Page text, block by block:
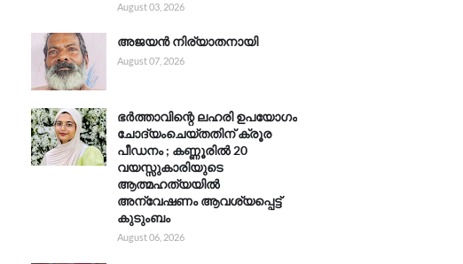
August 03, 2026
അജയൻ നിര്യാതനായി
August 07, 2026
ഭർത്താവിന്റെ ലഹരി ഉപയോഗം
ചോദ്യംചെയ്തതിന് ക്രൂര
പീഡനം ; കണ്ണൂരിൽ 20
വയസ്സുകാരിയുടെ
ആത്മഹത്യയിൽ
അന്വേഷണം ആവശ്യപ്പെട്ട്
കുടുംബം
August 06, 2026